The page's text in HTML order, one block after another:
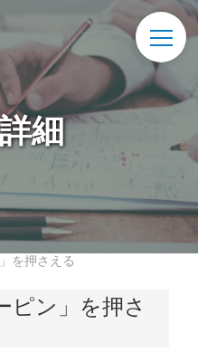
を押さえる
細
ピン」を押さ